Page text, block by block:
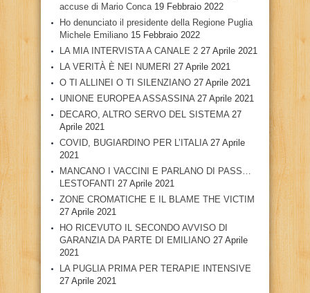
accuse di Mario Conca 19 Febbraio 2022
Ho denunciato il presidente della Regione Puglia
Michele Emiliano 15 Febbraio 2022
LA MIA INTERVISTA A CANALE 2 27 Aprile 2021
LA VERITÀ È NEI NUMERI 27 Aprile 2021
O TI ALLINEI O TI SILENZIANO 27 Aprile 2021
UNIONE EUROPEA ASSASSINA 27 Aprile 2021
DECARO, ALTRO SERVO DEL SISTEMA 27
Aprile 2021
COVID, BUGIARDINO PER L’ITALIA 27 Aprile
2021
MANCANO I VACCINI E PARLANO DI PASS…
LESTOFANTI 27 Aprile 2021
ZONE CROMATICHE E IL BLAME THE VICTIM
27 Aprile 2021
HO RICEVUTO IL SECONDO AVVISO DI
GARANZIA DA PARTE DI EMILIANO 27 Aprile
2021
LA PUGLIA PRIMA PER TERAPIE INTENSIVE
27 Aprile 2021